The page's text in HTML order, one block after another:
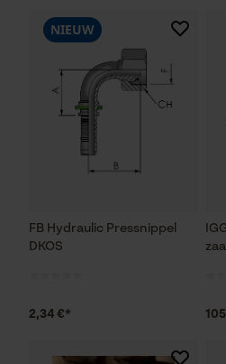
FB Hydraulic Pressnippel
DKOS
NIEUW
2,34 €*